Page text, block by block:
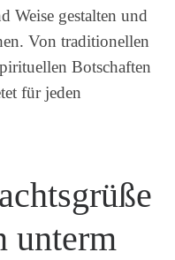
Weise gestalten und
Von traditionellen
Botschaften
für jeden
unterm